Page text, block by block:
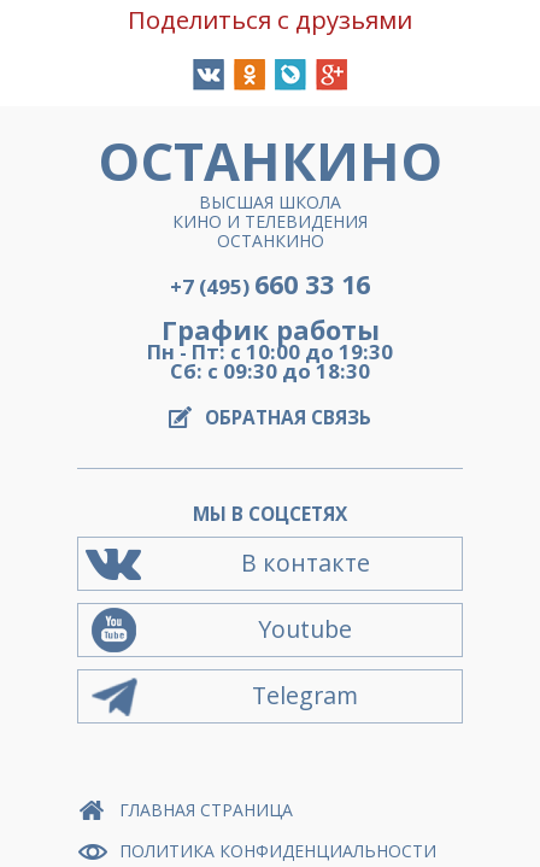
Поделиться с друзьями
ОСТАНКИНО
ВЫСШАЯ ШКОЛА
КИНО И ТЕЛЕВИДЕНИЯ
ОСТАНКИНО
+7 (495) 660 33 16
График работы
Пн - Пт: с 10:00 до 19:30
Сб: с 09:30 до 18:30
ОБРАТНАЯ СВЯЗЬ
МЫ В СОЦСЕТЯХ
В контакте
Youtube
Telegram
ГЛАВНАЯ СТРАНИЦА
ПОЛИТИКА КОНФИДЕНЦИАЛЬНОСТИ